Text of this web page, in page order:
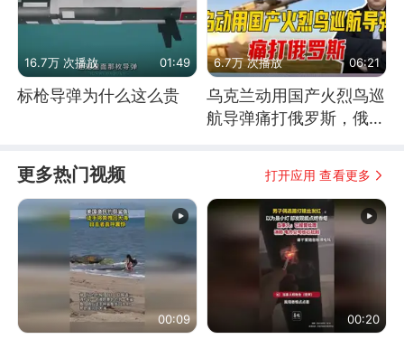
16.7万 次播放 01:49
标枪导弹为什么这么贵
6.7万 次播放 06:21
乌克兰动用国产火烈鸟巡
航导弹痛打俄罗斯，俄军
更多热门视频 打开应用 查看更多
00:09 00:20